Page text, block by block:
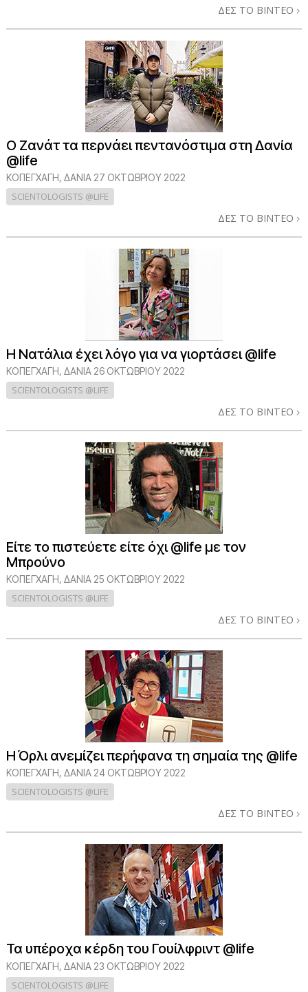
ΔΕΣ ΤΟ ΒΙΝΤΕΟ
Ο Ζανάτ τα περνάει πεντανόστιμα στη Δανία
@life
ΚΟΠΕΓΧΆΓΗ, ΔΑΝΊΑ 27 ΟΚΤΩΒΡΙΟΥ 2022
SCIENTOLOGISTS @LIFE
ΔΕΣ ΤΟ ΒΙΝΤΕΟ
Η Νατάλια έχει λόγο για να γιορτάσει @life
ΚΟΠΕΓΧΆΓΗ, ΔΑΝΊΑ 26 ΟΚΤΩΒΡΙΟΥ 2022
SCIENTOLOGISTS @LIFE
ΔΕΣ ΤΟ ΒΙΝΤΕΟ
Είτε το πιστεύετε είτε όχι @life με τον
Μπρούνο
ΚΟΠΕΓΧΆΓΗ, ΔΑΝΊΑ 25 ΟΚΤΩΒΡΙΟΥ 2022
SCIENTOLOGISTS @LIFE
ΔΕΣ ΤΟ ΒΙΝΤΕΟ
Η Όρλι ανεμίζει περήφανα τη σημαία της @life
ΚΟΠΕΓΧΆΓΗ, ΔΑΝΊΑ 24 ΟΚΤΩΒΡΙΟΥ 2022
SCIENTOLOGISTS @LIFE
ΔΕΣ ΤΟ ΒΙΝΤΕΟ
Τα υπέροχα κέρδη του Γουίλφριντ @life
ΚΟΠΕΓΧΆΓΗ, ΔΑΝΊΑ 23 ΟΚΤΩΒΡΙΟΥ 2022
SCIENTOLOGISTS @LIFE